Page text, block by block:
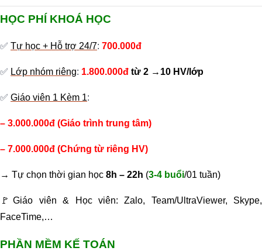
HỌC PHÍ KHOÁ HỌC
✅ Tự học + Hỗ trợ 24/7: 700.000đ
✅ Lớp nhóm riêng: 1.800.000đ từ 2 →10 HV/lớp
✅ Giáo viên 1 Kèm 1:
– 3.000.000đ (Giáo trình trung tâm)
– 7.000.000đ (Chứng từ riêng HV)
→ Tự chọn thời gian học 8h – 22h (3-4 buổi/01 tuần)
🚩Giáo viên & Học viên: Zalo, Team/UltraViewer, Skype,
FaceTime,…
PHẦN MỀM KẾ TOÁN